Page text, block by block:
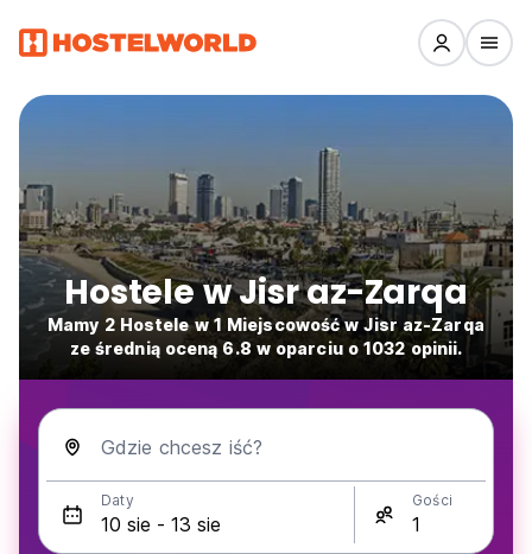
Hostele w Jisr az-Zarqa
Mamy 2 Hostele w 1 Miejscowość w Jisr az-Zarqa
ze średnią oceną 6.8 w oparciu o 1032 opinii.
Gdzie chcesz iść?
Daty Gości